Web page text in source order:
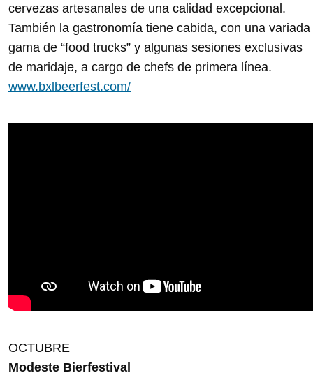
cervezas artesanales de una calidad excepcional.
También la gastronomía tiene cabida, con una variada
gama de “food trucks” y algunas sesiones exclusivas
de maridaje, a cargo de chefs de primera línea.
www.bxlbeerfest.com/
OCTUBRE
Modeste Bierfestival